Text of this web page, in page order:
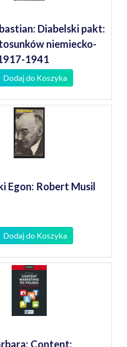
Diabelski pakt:
niemiecko-
1941
Dodaj do Koszyka
Egon: Robert Musil
Dodaj do Koszyka
Content: